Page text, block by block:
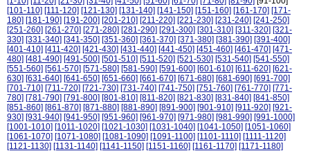
[101-110] [111-120] [121-130] [131-140] [141-150] [151-160] [161-170] [171-
180] [181-190] [191-200] [201-210] [211-220] [221-230] [231-240] [241-250]
[251-260] [261-270] [271-280] [281-290] [291-300] [301-310] [311-320] [321-
330] [331-340] [341-350] [351-360] [361-370] [371-380] [381-390] [391-400]
[401-410] [411-420] [421-430] [431-440] [441-450] [451-460] [461-470] [471-
480] [481-490] [491-500] [501-510] [511-520] [521-530] [531-540] [541-550]
[551-560] [561-570] [571-580] [581-590] [591-600] [601-610] [611-620] [621-
630] [631-640] [641-650] [651-660] [661-670] [671-680] [681-690] [691-700]
[701-710] [711-720] [721-730] [731-740] [741-750] [751-760] [761-770] [771-
780] [781-790] [791-800] [801-810] [811-820] [821-830] [831-840] [841-850]
[851-860] [861-870] [871-880] [881-890] [891-900] [901-910] [911-920] [921-
930] [931-940] [941-950] [951-960] [961-970] [971-980] [981-990] [991-1000]
[1001-1010] [1011-1020] [1021-1030] [1031-1040] [1041-1050] [1051-1060]
[1061-1070] [1071-1080] [1081-1090] [1091-1100] [1101-1110] [1111-1120]
[1121-1130] [1131-1140] [1141-1150] [1151-1160] [1161-1170] [1171-1180]